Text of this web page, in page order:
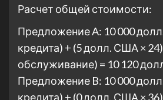
Расчет общей стоимости:
Предложение A: 10 000
кредита) + (5 долл. США × 24)
обслуживание) = 10 120
Предложение B: 10 000
кредита) + (0 долл. США × 36)